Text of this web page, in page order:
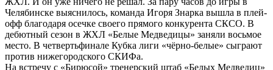
Челябинске выяснилось, команда Игоря Знарка вышла в плей-
офф благодаря осечке своего прямого конкурента СКСО. В
дебютный сезон в ЖХЛ «Белые Медведицы» заняли восьмое
место. В четвертьфинале Кубка лиги «чёрно-белые» сыграют
против нижегородского СКИФа.
На встречу с «Бирюсой» тренерский штаб «Белых Медведиц»